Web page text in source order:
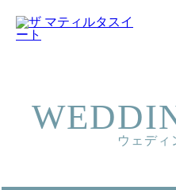
ウェディ